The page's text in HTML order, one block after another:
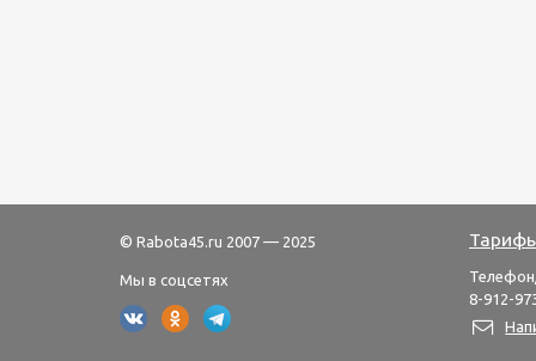
© Rabota45.ru 2007 — 2025
Мы в соцсетях
8-912-